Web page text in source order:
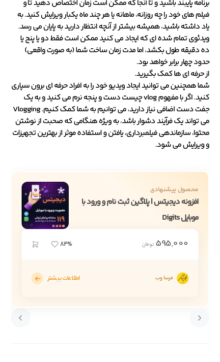
برنامه پایبند باشید و تا آنجا که ممکن است زمان اختصاص دهید تا و
فیلم های خود را چه روزانه، ماهانه یا هر چند ماه یکبار ویرایش کنید. به
یاد داشته باشید، همیشه بیشتر از آنچه انتظار دارید به پایان می رسد.
ویدئوی تمام شده ای که ایجاد می کنید ممکن است فقط دو یا پنج یا
ده دقیقه طول بکشد، اما مدت زمان ساخت شما (به صورت واقعی)
حدود چهار برابر خواهد بود.
از حرفه ای ها کمک بگیرید.
شما همچنین می توانید ایجاد ویدیو خود را به افراد حرفه ای برون سپاری
کنید. اگر با مفهوم vlog چیست دست و پنجه نرم می کنید و به یک
جفت دست اضافی نیاز دارید، می توانیم به شما کمک کنیم. Vlogging
می تواند یک فرآیند دشوار باشد، به ویژه هنگامی که صحبت از نوشتن
محتوا، سازماندهی فیلمبرداری، یافتن و استفاده موثر از بهترین تجهیزات
و ویرایش می شود.
محصول پیشنهادی
افزونه دیجیتس | پلاگین ثبت نام و ورود با
موبایل Digits
595,000 تومان 84%
مرسا وب اطلاعات بیشتر